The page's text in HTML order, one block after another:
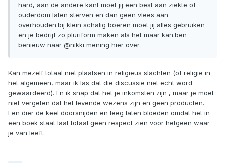
hard, aan de andere kant moet jij een best aan ziekte of
ouderdom laten sterven en dan geen vlees aan
overhouden.bij klein schalig boeren moet jij alles gebruiken
en je bedrijf zo pluriform maken als het maar kan.ben
benieuw naar @nikki mening hier over.
Kan mezelf totaal niet plaatsen in religieus slachten (of religie in
het algemeen, maar ik las dat die discussie niet echt word
gewaardeerd). En ik snap dat het je inkomsten zijn , maar je moet
niet vergeten dat het levende wezens zijn en geen producten.
Een dier de keel doorsnijden en leeg laten bloeden omdat het in
een boek staat laat totaal geen respect zien voor hetgeen waar
je van leeft.